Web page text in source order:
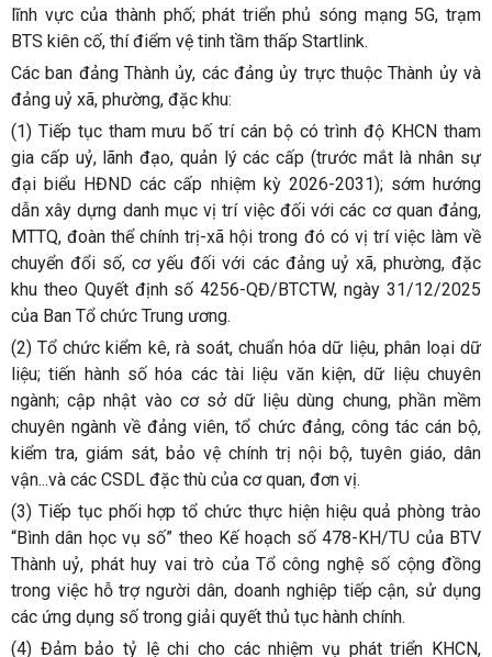
lĩnh vực của thành phố; phát triển phủ sóng mạng 5G, trạm
BTS kiên cố, thí điểm vệ tinh tầm thấp Startlink.
Các ban đảng Thành ủy, các đảng ủy trực thuộc Thành ủy và
đảng uỷ xã, phường, đặc khu:
(1) Tiếp tục tham mưu bố trí cán bộ có trình độ KHCN tham
gia cấp uỷ, lãnh đạo, quản lý các cấp (trước mắt là nhân sự
đại biểu HĐND các cấp nhiệm kỳ 2026-2031); sớm hướng
dẫn xây dựng danh mục vị trí việc đối với các cơ quan đảng,
MTTQ, đoàn thể chính trị-xã hội trong đó có vị trí việc làm về
chuyển đổi số, cơ yếu đối với các đảng uỷ xã, phường, đặc
khu theo Quyết định số 4256-QĐ/BTCTW, ngày 31/12/2025
của Ban Tổ chức Trung ương.
(2) Tổ chức kiểm kê, rà soát, chuẩn hóa dữ liệu, phân loại dữ
liệu; tiến hành số hóa các tài liệu văn kiện, dữ liệu chuyên
ngành; cập nhật vào cơ sở dữ liệu dùng chung, phần mềm
chuyên ngành về đảng viên, tổ chức đảng, công tác cán bộ,
kiểm tra, giám sát, bảo vệ chính trị nội bộ, tuyên giáo, dân
vận...và các CSDL đặc thù của cơ quan, đơn vị.
(3) Tiếp tục phối hợp tổ chức thực hiện hiệu quả phòng trào
“Bình dân học vụ số” theo Kế hoạch số 478-KH/TU của BTV
Thành uỷ, phát huy vai trò của Tổ công nghệ số cộng đồng
trong việc hỗ trợ người dân, doanh nghiệp tiếp cận, sử dụng
các ứng dụng số trong giải quyết thủ tục hành chính.
(4) Đảm bảo tỷ lệ chi cho các nhiệm vụ phát triển KHCN,